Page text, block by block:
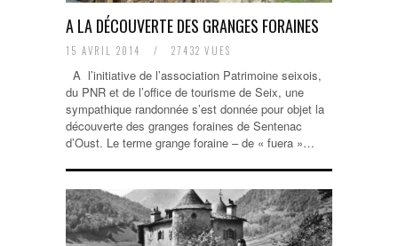
A LA DÉCOUVERTE DES GRANGES FORAINES
15 AVRIL 2014 / 27432 VUES
A l’initiative de l’association Patrimoine seixois,
du PNR et de l’office de tourisme de Seix, une
sympathique randonnée s’est donnée pour objet la
découverte des granges foraines de Sentenac
d’Oust. Le terme grange foraine – de « fuera »…